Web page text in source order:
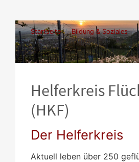
Startseite Bildung & Soziales
Helferkreis Flüchtlinge
Helferkreis
(HKF)
Der Helferkreis
Aktuell leben über 250